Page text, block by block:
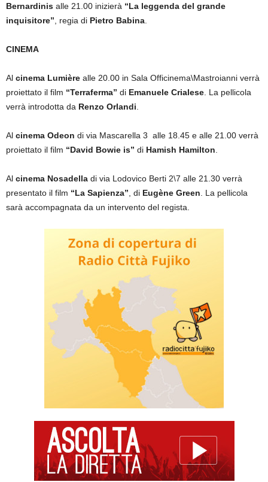
Bernardinis alle 21.00 inizierà “La leggenda del grande
inquisitore” , regia di Pietro Babina
CINEMA
Al cinema Lumière alle 20.00 in Sala Officinema\Mastroianni verrà
proiettato il film “Terraferma” di Emanuele Crialese . La pellicola
verrà introdotta da Renzo Orlandi
Al cinema Odeon di via Mascarella 3 alle 18.45 e alle 21.00 verrà
proiettato il film “David Bowie is” di Hamish Hamilton
Al cinema Nosadella di via Lodovico Berti 2\7 alle 21.30 verrà
presentato il film “La Sapienza” , di Eugène Green . La pellicola
sarà accompagnata da un intervento del regista.